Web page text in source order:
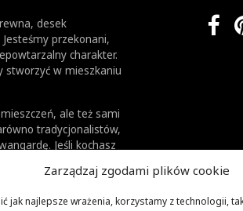
Zarządzaj zgodami plików cookie
jak najlepsze wrażenia, korzystamy z technologii,
desek
Jesteśmy przekonani,
charakter.
stworzyć w mieszkaniu
ale też sami
tradycjonalistów,
Jeśli kochasz